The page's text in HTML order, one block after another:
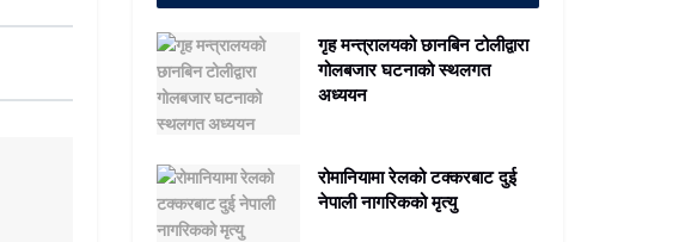
गृह मन्त्रालयको छानबिन टोलीद्वारा
गोलबजार घटनाको स्थलगत
अध्ययन
रोमानियामा रेलको टक्करबाट दुई
नेपाली नागरिकको मृत्यु